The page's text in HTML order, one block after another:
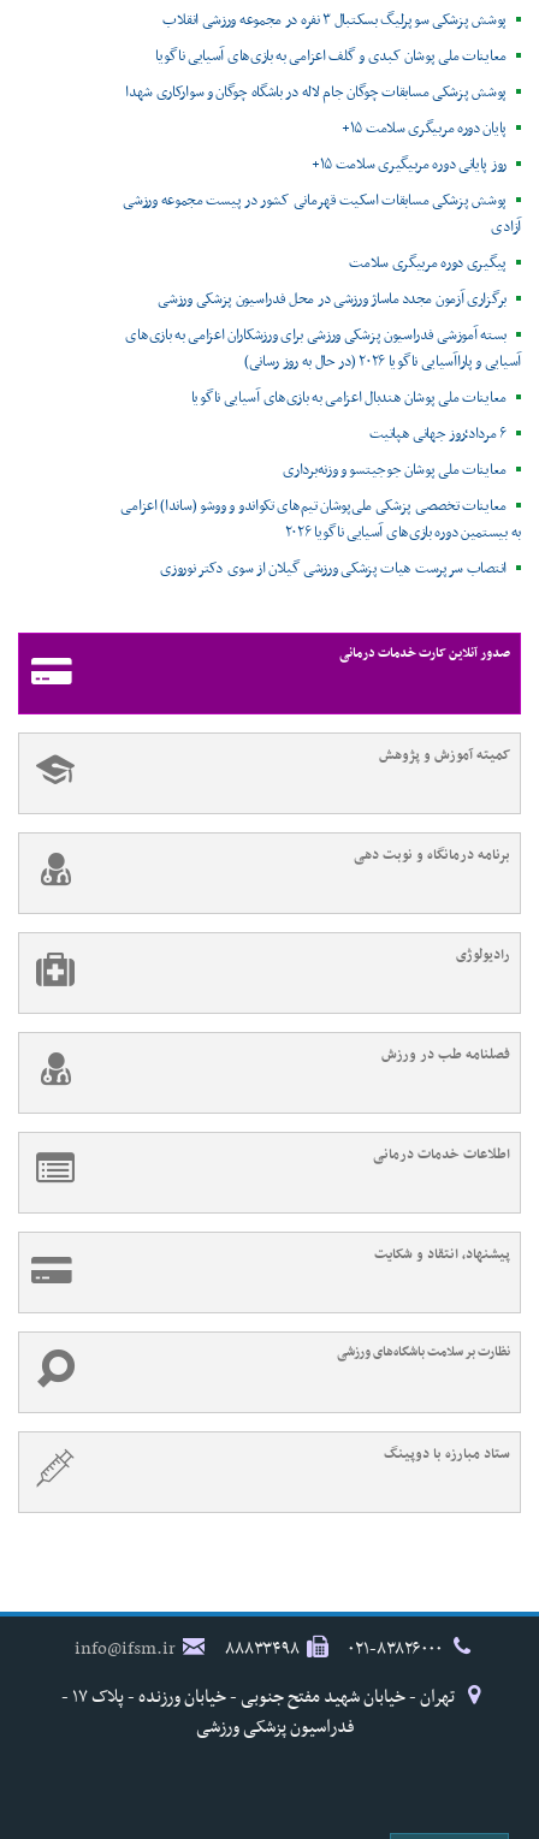
پوشش پزشکی سوپرلیگ بسکتبال ۳ نفره در مجموعه ورزشی انقلاب
معاینات ملی پوشان کبدی و گلف اعزامی به بازی‌های آسیایی ناگویا
پوشش پزشکی مسابقات چوگان جام لاله در باشگاه چوگان و سوارکاری شهدا
پایان دوره مربیگری سلامت ۱۵+
روز پایانی دوره مربیگیری سلامت ۱۵+
پوشش پزشکی مسابقات اسکیت قهرمانی کشور در پیست مجموعه ورزشی
آزادی
پیگیری دوره مربیگری سلامت
برگزاری آزمون مجدد ماساژ ورزشی در محل فدراسیون پزشکی ورزشی
بسته آموزشی فدراسیون پزشکی ورزشی برای ورزشکاران اعزامی به بازی‌های
آسیایی و پاراآسیایی ناگویا ۲۰۲۶ (در حال به روز رسانی)
معاینات ملی پوشان هندبال اعزامی به بازی‌های آسیایی ناگویا
۶ مرداد؛روز جهانی هپاتیت
معاینات ملی پوشان جوجیتسو و وزنه‌برداری
معاینات تخصصی پزشکی ملی‌پوشان تیم‌های تکواندو و ووشو (ساندا) اعزامی
به بیستمین دوره بازی‌های آسیایی ناگویا ۲۰۲۶
انتصاب سرپرست هیات پزشکی ورزشی گیلان از سوی دکتر نوروزی
صدور آنلاین کارت خدمات درمانی
کمیته آموزش و پژوهش
برنامه درمانگاه و نوبت دهی
رادیولوژی
فصلنامه طب در ورزش
اطلاعات خدمات درمانی
پیشنهاد، انتقاد و شکایت
نظارت بر سلامت باشگاه‌های ورزشی
ستاد مبارزه با دوپینگ
۸۸۸۳۳۴۹۸
info@ifsm.ir
تهران - خیابان شهید مفتح جنوبی - خیابان ورزنده - پلاک ۱۷ -
فدراسیون پزشکی ورزشی